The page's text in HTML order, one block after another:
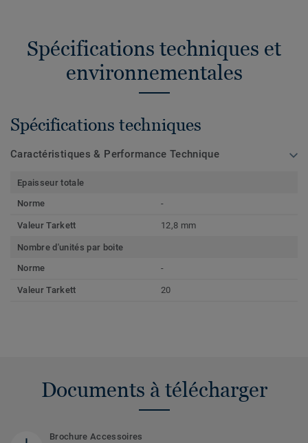
Spécifications techniques et
environnementales
Spécifications techniques
Caractéristiques & Performance Technique
Epaisseur totale
Norme
-
Valeur Tarkett 12,8 mm
Nombre d'unités par boite
Norme
-
Valeur Tarkett 20
Documents à télécharger
Brochure Accessoires